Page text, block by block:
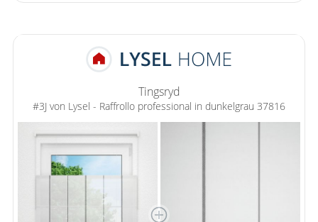
Tingsryd
#3J von Lysel - Raffrollo professional in dunkelgrau 37816